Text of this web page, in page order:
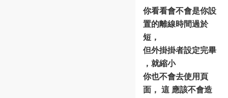
你看看會不會是你設
置的離線時間過於
短，
但外掛掛者設定完畢
，就縮小
你也不會去使用頁
面， 這 應該不會造